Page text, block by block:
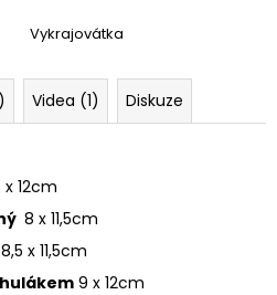
Vykrajovátka
Videa (1) Diskuze
x 12cm
8 x 11,5cm
8,5 x 11,5cm
9 x 12cm